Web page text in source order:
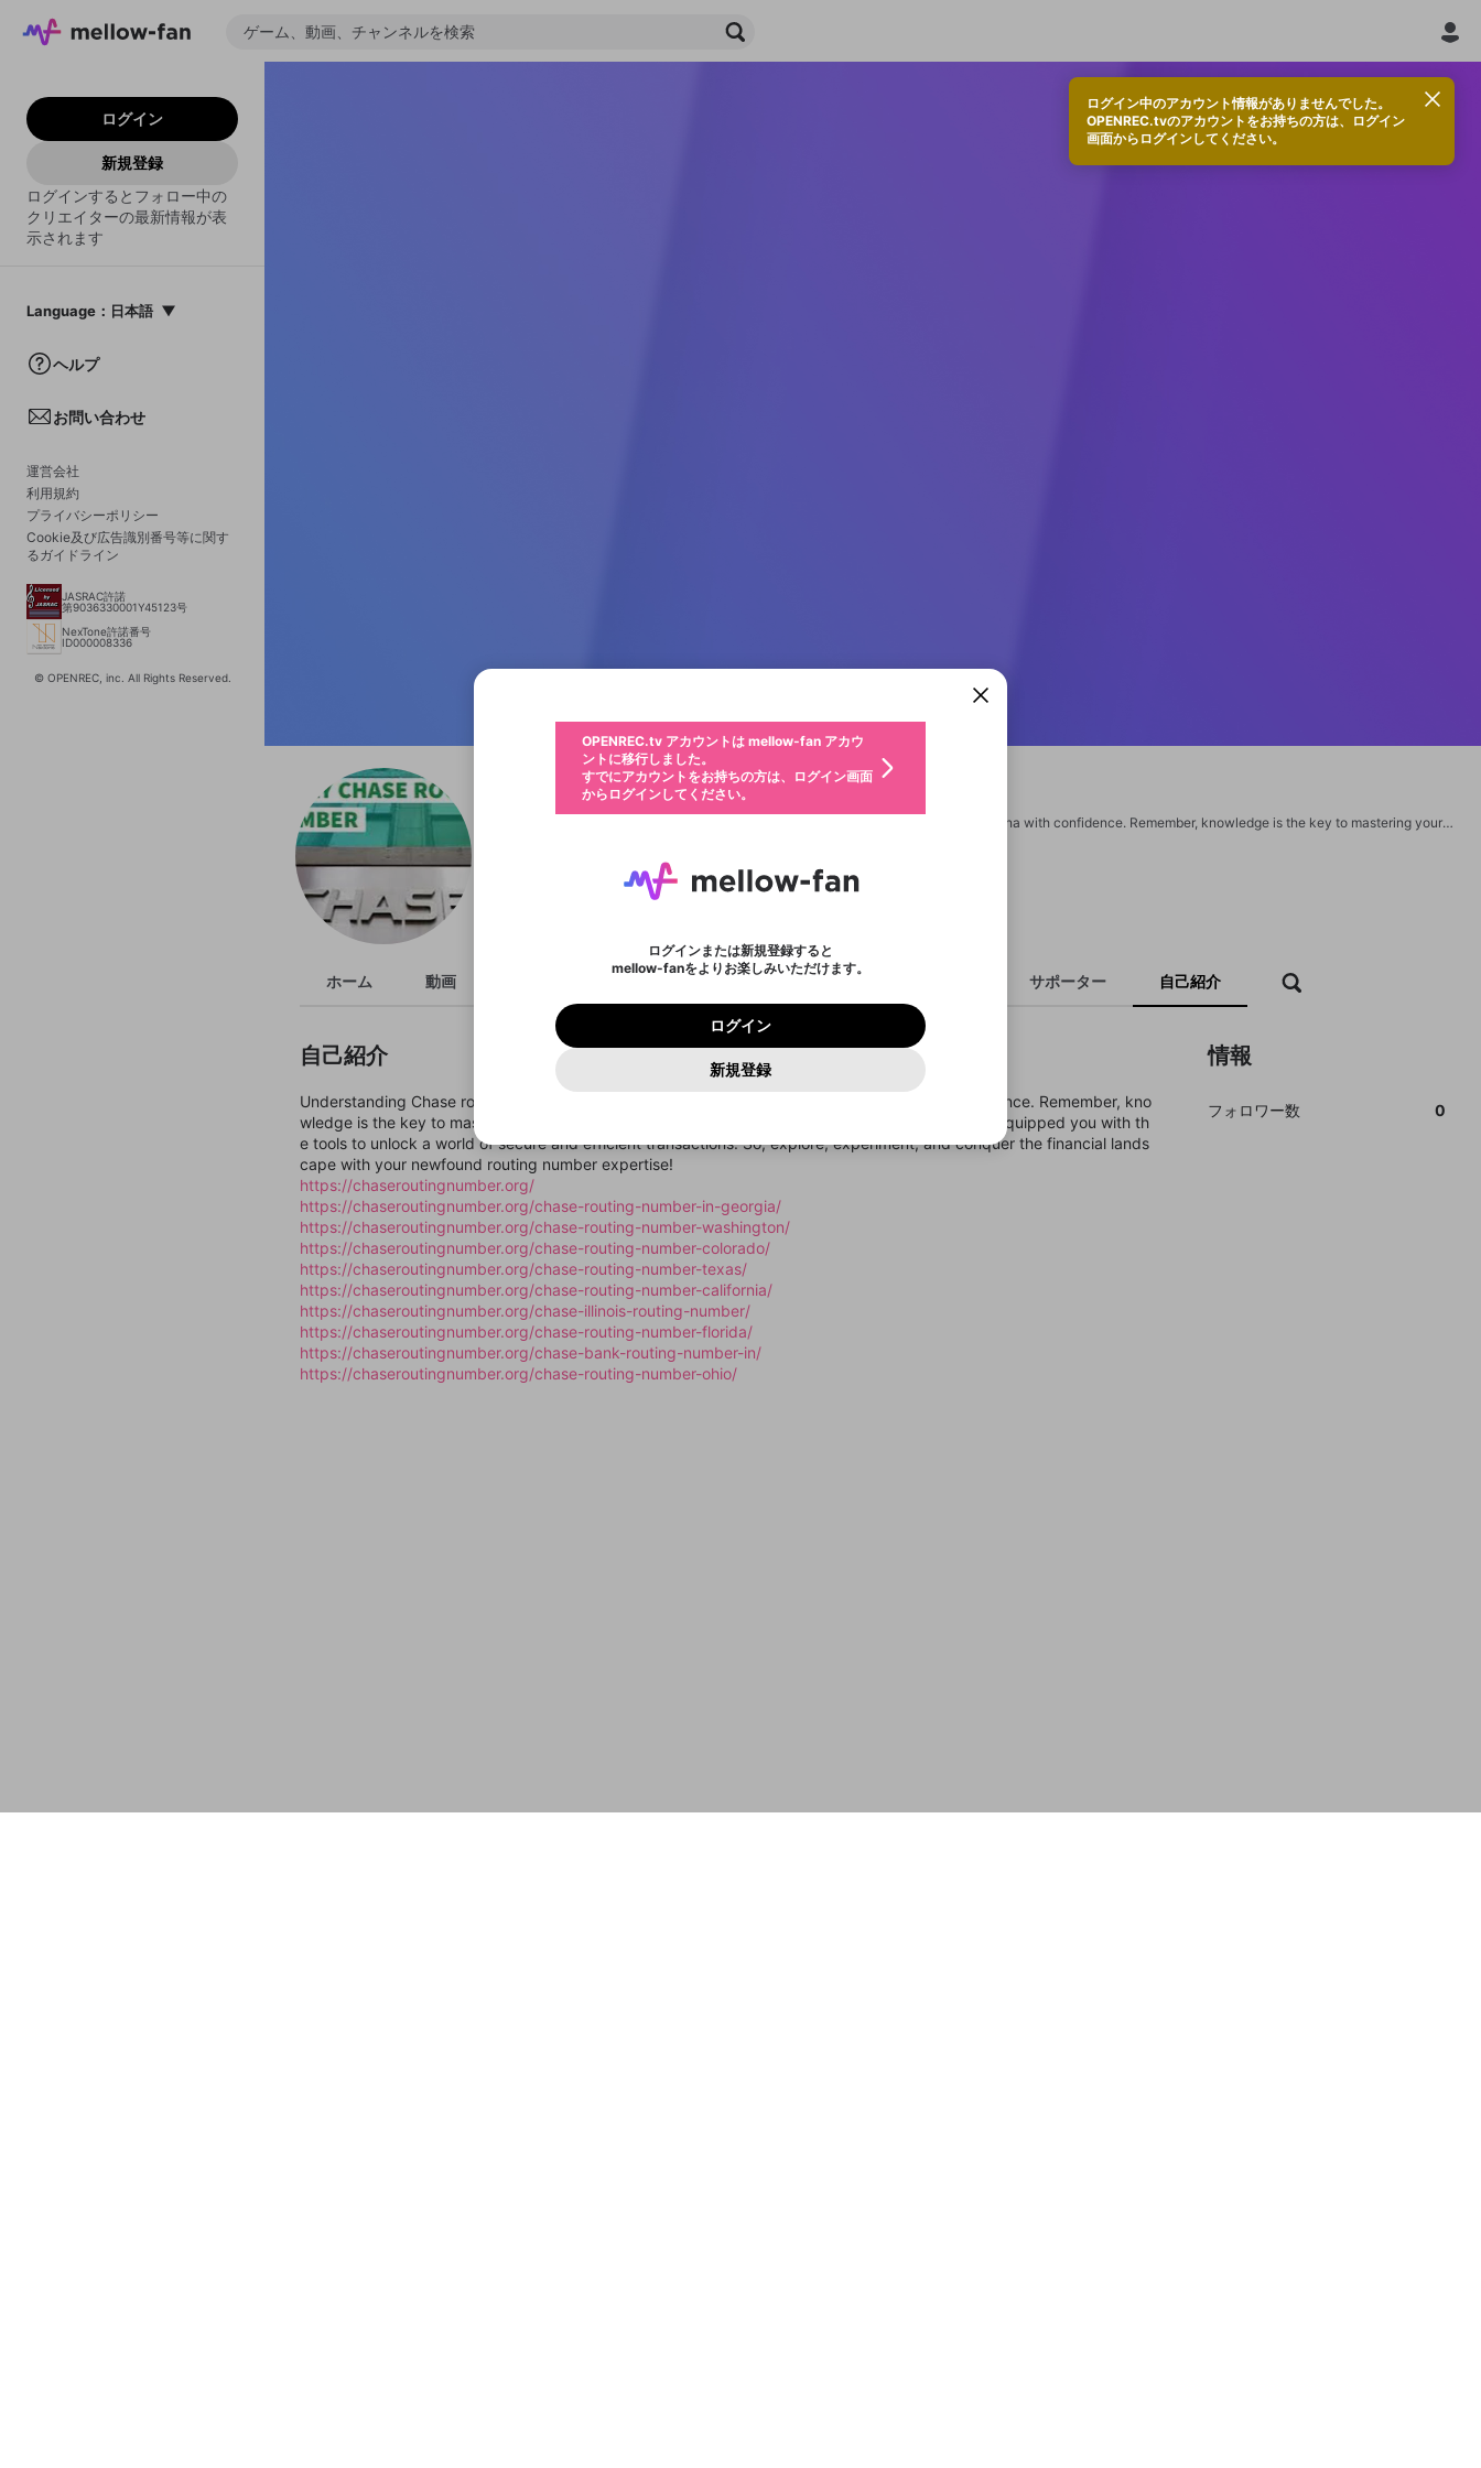
検索履歴をすべて削除しますか？
いいえ はい
ログイン
新規登録
ログインするとフォロー中の
クリエイターの最新情報が表
示されます
Language ： 日本語
中文(簡体)
ヘルプ
お問い合わせ
運営会社
利用規約
プライバシーポリシー
Cookie及び広告識別番号等に関す
るガイドライン
JASRAC許諾
第9036330001Y45123号
NexTone許諾番号
ID000008336
© OPENREC, inc. All Rights Reserved.
ログイン中のアカウント情報がありませんでした。
OPENREC.tvのアカウントをお持ちの方は、ログイン
画面からログインしてください。
chaserouting
Understanding Chase routing numbers empowers you to navigate the financial arena with confidence. Remember, knowledge is the key to mastering your finances, and when it comes to routing numbers, Chase has equipped you with the tools to unlock a world of secure and efficient transactions. So, explore, experiment, and conquer the financial landscape with your newfound routing number expertise! https://chaseroutingnumber.org/ https://chaseroutingnumber.org/chase-routing-number-in-georgia/ https://chaseroutingnumber.org/chase-routing-number-washington/ https://chaseroutingnumber.org/chase-routing-number-colorado/ https://chaseroutingnumber.org/chase-routing-number-texas/ https://chaseroutingnumber.org/chase-routing-number-california/ https://chaseroutingnumber.org/chase-illinois-routing-number/ https://chaseroutingnumber.org/chase-routing-number-florida/ https://chaseroutingnumber.org/chase-bank-routing-number-in/ https://chaseroutingnumber.org/chase-routing-number-ohio/
ホーム 動画 プレイリスト フォロー サポーター 自己紹介
自己紹介
Understanding Chase routing numbers empowers you to navigate the financial arena with confidence. Remember, kno
wledge is the key to mastering your finances, and when it comes to routing numbers, Chase has equipped you with th
e tools to unlock a world of secure and efficient transactions. So, explore, experiment, and conquer the financial lands
cape with your newfound routing number expertise!
https://chaseroutingnumber.org/
https://chaseroutingnumber.org/chase-routing-number-in-georgia/
https://chaseroutingnumber.org/chase-routing-number-washington/
https://chaseroutingnumber.org/chase-routing-number-colorado/
https://chaseroutingnumber.org/chase-routing-number-texas/
https://chaseroutingnumber.org/chase-routing-number-california/
https://chaseroutingnumber.org/chase-illinois-routing-number/
https://chaseroutingnumber.org/chase-routing-number-florida/
https://chaseroutingnumber.org/chase-bank-routing-number-in/
https://chaseroutingnumber.org/chase-routing-number-ohio/
情報
フォロワー数 0
ブロックリストに追加しますか？
キャンセル OK
この動画の公開は終了しました
OK
ファンレター
応援している配信者にファンレターを送ることができま
す。好きなデザインを選んでメッセージを書いたり、エ
ールアイテムでデコレーションして、配信者に届けまし
※ファンレター機能は有料サービスです。
ファンレターを作成
マイページに表示されている動画 (ライブ配信、配信予定、ア
ーカイブ、アップロード動画) をページのトップに1つ固定で
きます。動画タイトル横のメニューより設定することができま
す。
動画プレイリストを選択
動画プレイリストを選択
選択できるプレイリストがありません。プレイリストは動画の再生画面で作成で
動画プレイリストがありません
ポイントが不足しています
ご確認ください
利用規約とプライバシーポリシーが更新されました。
サービスを利用するには変更後の内容をご確認いただ
利用規約を確認しました。
確認しました
新規登録
メールアドレスで新規登録
または
Google
Yahoo! JAPAN
Appleでサインアップ
mellow-fanの利用規約・プライバシーポリシー・外部サービ
スとのID連携に関する同意事項
@
進みください。
mellow-fanからのお得な情報をメールで受け取
る
ログイン
メールアドレスでログイン
または
Google
Yahoo! JAPAN
Appleでサインイン
mellow-fanの利用規約・プライバシーポリシー・外部サービ
スとのID連携に関する同意事項
ログイン
ログイン
パスワードを忘れた方はこちら
アカウントをお持ちですか？アカウントを作成する
OPENREC.tv アカウントは mellow-fan アカウ
ントに移行しました。
すでにアカウントをお持ちの方は、ログイン画面
からログインしてください。
ログインまたは新規登録すると
mellow-fanをよりお楽しみいただけます。
ログイン
新規登録
登録したメールアドレスを入力し、送信してください。
再設定する
入力していただいたメールアドレス
に、パスワード再設定用URLを記載
確認ください
OK
年 月
生年月は登録後に変更できません。
お住まいの地域
ご登録いただいた情報はサービスの向上を目的として
使用いたします。
一部サービスをご利用いただくには、生年月の登録が
必要です。
あとで登録
認証コードの入力
ール記載の6桁の認証コードを入力してください。
及びcs.openrec.co.jpドメイン）が受信拒否設定に含まれて
いないかご確認ください。
入力
セッションの有効期限が切れたた
プレミアム会員に入会
不適切なユーザーとして報告します
か？
問題を選択してください
わいせつな表現
著作権の侵害
なりすまし行為
ねずみ講やマルチ商法
誤解を招く配信設定
ゲームの録画禁止区域の配信
改造版・海賊版ソフトの配信
政治的・宗教的・人種的な内容
その他の問題
報告された問題については、利用規約に違反しているかどうか
をスタッフが確認します。この機能をむやみに使用すること
は、利用規約違反になります。
送信
サブスクシェア
限定コミュニティ参加方法
Discordアカウントをお持ちでない方
Discordアカウントを作成
Discordは第三者が提供するコミュニティーサービスで、mellow-
fanとは関わりがありません。Discordに関してのお問い合わせには
お答えすることができません。Discordの仕様変更により、限定コ
ミュニティ特典の提供が終了する可能性がありますが、その際の補
外部サービスとのID連携に関する同意事項
Discordとは？ Discordに参加する